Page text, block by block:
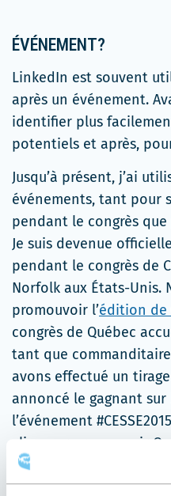
ÉVÉNEMENT?
LinkedIn est souvent
après un événement.
identifier plus
potentiels et après,
Jusqu’à présent, j’ai
événements, tant pour
pendant le congrès
Je suis devenue
pendant le congrès de
Norfolk aux États-Unis.
promouvoir l’édition de
congrès de Québec
tant que
avons effectué un tirage
annoncé le gagnant
l’événement
clic pour promouvoir
POURQUOI T’ES-TU